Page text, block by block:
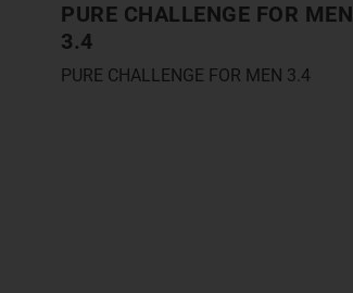
PURE CHALLENGE FOR MEN
3.4
PURE CHALLENGE FOR MEN 3.4